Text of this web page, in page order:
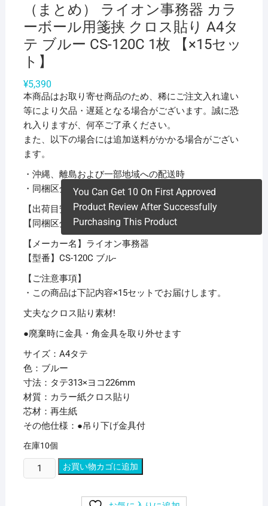
（まとめ） ライオン事務器 カラ
ーボール用箋挟 クロス貼り A4タ
テ ブルー CS-120C 1枚 【×15セッ
ト】
¥5,390
本商品はお取り寄せ商品のため、稀にご注文入れ違い
等により欠品・遅延となる場合がございます。誠に恐
れ入りますが、何卒ご了承ください。
また、以下の場合には追加送料がかかる場合がござい
ます。
・沖縄、離島および一部地域への配送時
・同梱区分が異なる商品の複数購入時
【出荷目安】：1 – 5営業日 ※土日・祝除く
【同梱区分】：TS 1
【メーカー名】ライオン事務器
【型番】CS-120C ブル-
【ご注意事項】
・この商品は下記内容×15セットでお届けします。
丈夫なクロス貼り素材!
●廃棄時に金具・角金具を取り外せます
サイズ：A4タテ
色：ブルー
寸法：タテ313×ヨコ226mm
材質：カラー紙クロス貼り
芯材：再生紙
その他仕様：●吊り下げ金具付
在庫10個
You Can Get 10 On First Approved
Product Review After Successfully
Purchasing This Product
（ま
と
お買い物カゴに追加